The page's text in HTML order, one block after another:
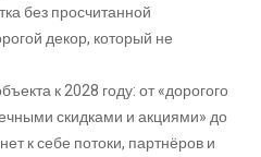
без просчитанной
декор, который не
к 2028 году: от «дорогого
скидками и акциями» до
к себе потоки, партнёров и